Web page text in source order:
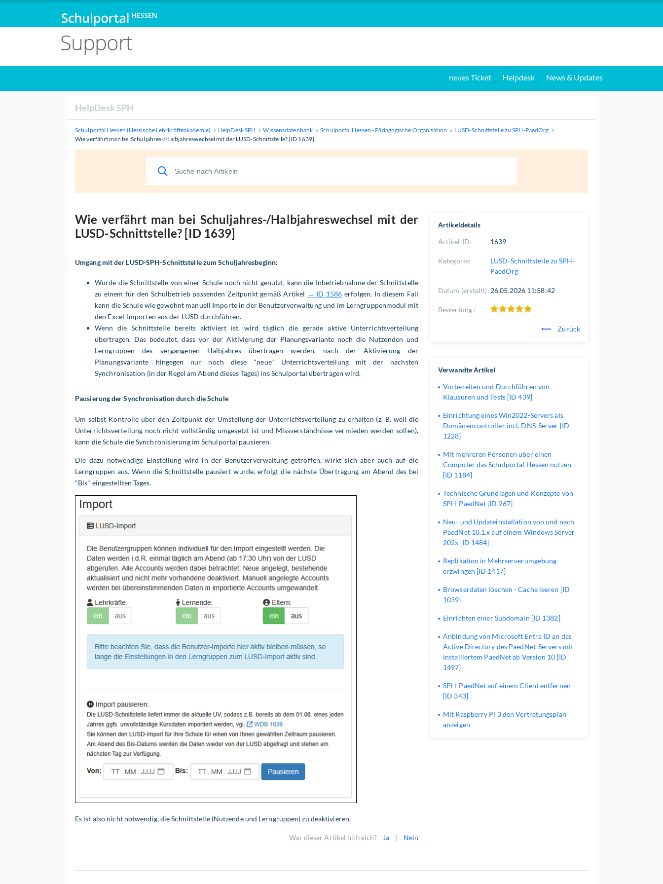
Support
neues Ticket Helpdesk News & Updates
HelpDesk SPH
Schulportal Hessen (Hessische Lehrkräfteakademie) HelpDesk SPH Wissensdatenbank Schulportal Hessen - Pädagogische Organisation
LUSD-Schnittstelle zu SPH-PaedOrg
Wie verfährt man bei Schuljahres-/Halbjahreswechsel mit der LUSD-Schnittstelle? [ID 1639]
Wie verfährt man bei Schuljahres-/Halbjahreswechsel mit der
LUSD-Schnittstelle? [ID 1639]
Umgang mit der LUSD-SPH-Schnittstelle zum Schuljahresbeginn:
Wurde die Schnittstelle von einer Schule noch nicht genutzt, kann die Inbetriebnahme der Schnittstelle
zu einem für den Schulbetrieb passenden Zeitpunkt gemäß Artikel → ID 1586 erfolgen. In diesem Fall
kann die Schule wie gewohnt manuell Importe in der Benutzerverwaltung und im Lerngruppenmodul mit
den Excel-Importen aus der LUSD durchführen.
Wenn die Schnittstelle bereits aktiviert ist, wird täglich die gerade aktive Unterrichtsverteilung
übertragen. Das bedeutet, dass vor der Aktivierung der Planungsvariante noch die Nutzenden und
Lerngruppen des vergangenen Halbjahres übertragen werden, nach der Aktivierung der
Planungsvariante hingegen nur noch diese "neue" Unterrichtsverteilung mit der nächsten
Synchronisation (in der Regel am Abend dieses Tages) ins Schulportal übertragen wird.
Pausierung der Synchronisation durch die Schule
Um selbst Kontrolle über den Zeitpunkt der Umstellung der Unterrichtsverteilung zu erhalten (z. B. weil die
Unterrichtsverteilung noch nicht vollständig umgesetzt ist und Missverständnisse vermieden werden sollen),
kann die Schule die Synchronisierung im Schulportal pausieren.
Die dazu notwendige Einstellung wird in der Benutzerverwaltung getroffen, wirkt sich aber auch auf die
Lerngruppen aus. Wenn die Schnittstelle pausiert wurde, erfolgt die nächste Übertragung am Abend des bei
"Bis" eingestellten Tages.
Es ist also nicht notwendig, die Schnittstelle (Nutzende und Lerngruppen) zu deaktivieren.
War dieser Artikel hilfreich? Ja | Nein
Artikeldetails
Artikel-ID: 1639
Kategorie:
LUSD-Schnittstelle zu SPH-
PaedOrg
Datum (erstellt): 26.05.2026 11:58:42
Bewertung :
Zurück
Verwandte Artikel
Vorbereiten und Durchführen von
Klausuren und Tests [ID 439]
Einrichtung eines Win2022-Servers als
Domänencontroller incl. DNS-Server [ID
1228]
Mit mehreren Personen über einen
Computer das Schulportal Hessen nutzen
[ID 1184]
Technische Grundlagen und Konzepte von
SPH-PaedNet [ID 267]
Neu- und Updateinstallation von und nach
PaedNet 10.1.x auf einem Windows Server
202x [ID 1484]
Replikation in Mehrserverumgebung
erzwingen [ID 1417]
Browserdaten löschen - Cache leeren [ID
1039]
Einrichten einer Subdomain [ID 1382]
Anbindung von Microsoft Entra ID an das
Active Directory des PaedNet-Servers mit
installiertem PaedNet ab Version 10 [ID
1497]
SPH-PaedNet auf einem Client entfernen
[ID 343]
Mit Raspberry Pi 3 den Vertretungsplan
anzeigen